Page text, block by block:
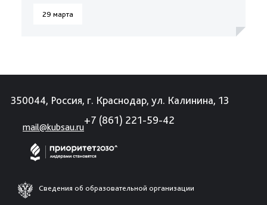
29 марта
350044, Россия, г. Краснодар, ул. Калинина, 13
mail@kubsau.ru
+7 (861) 221-59-42
Сведения об образовательной организации